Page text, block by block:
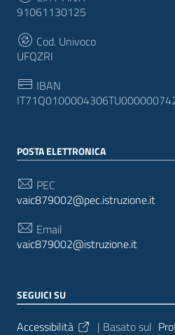
91061130125
Cod. Univoco
UFQZRI
IBAN
POSTA ELETTRONICA
PEC
vaic879002@pec.istruzione.it
Email
vaic879002@istruzione.it
SEGUICI SU
Sezione Link Utili
Accessibilità | Basato sul